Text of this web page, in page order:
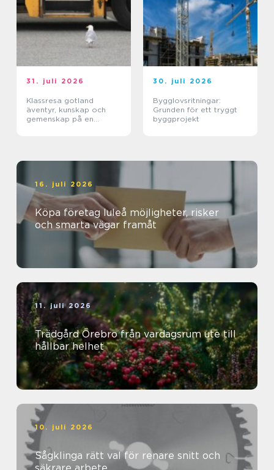
31. juli 2026
Klassresa gotland
äventyr, kunskap och
gemenskap på en
30. juli 2026
Bygglovsritningar:
Grunden för ett tryggt
byggprojekt
16. juli 2026
Köpa företag luleå möjligheter, risker
och smarta vägar framåt
11. juli 2026
Trädgård Örebro från vardagsrum ute till
hållbar helhet
10. juli 2026
Sågklinga rätt val för renare snitt och